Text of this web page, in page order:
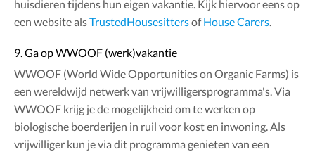
huisdieren tijdens hun eigen vakantie. Kijk hiervoor eens op
een website alsTrustedHousesittersofHouse Carers.
9. Ga op WWOOF (werk)vakantie
WWOOF (World Wide Opportunities on Organic Farms) is
een wereldwijd netwerk van vrijwilligersprogramma's. Via
WWOOF krijg je de mogelijkheid om te werken op
biologische boerderijen in ruil voor kost en inwoning. Als
vrijwilliger kun je via dit programma genieten van een